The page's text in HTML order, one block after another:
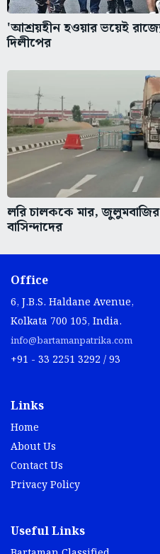
'আশ্রয়হীন হওয়ার ভয়েই
দিলীপের
লরি চালককে মার,
বাসিন্দাদের
Office
6, J.B.S. Haldane Avenue,
Kolkata 700 105, India.
info@bartamanpatrika.com
+91 - 33 2251 3292 / 93
Links
Home
About Us
Contact Us
Privacy Policy
Useful Links